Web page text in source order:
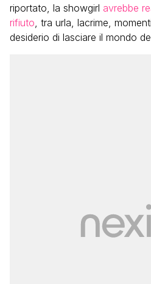
riportato, la showgirl avrebbe
rifiuto, tra urla, lacrime,
desiderio di lasciare il mondo